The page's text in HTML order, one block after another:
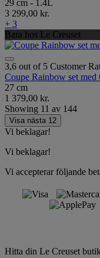
29 cm - 1.4L
3 299,00 kr.
+ 3
Bara hos Le Creuset
3,6 out of 5 Customer
Coupe Rainbow set med
27 cm
1 379,00 kr.
Showing 11 av 144
Visa nästa 12
Vi beklagar!
Vi beklagar!
Vi accepterar följande
Hitta din Le Creuset